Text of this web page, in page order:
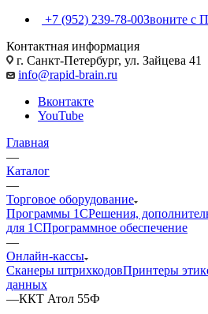
+7 (952) 239-78-00Звоните с
Контактная информация
г. Санкт-Петербург, ул. Зайцева 41
info@rapid-brain.ru
Вконтакте
YouTube
Главная
—
Каталог
—
Торговое оборудование
Программы 1СРешения,
для 1СПрограммное обеспечение
—
Онлайн-кассы
Сканеры штрихкодовПринтеры
данных
—ККТ Атол 55Ф